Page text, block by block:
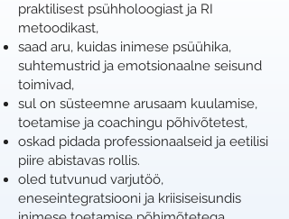
praktilisest psühholoogiast ja RI
metoodikast,
saad aru, kuidas inimese psüühika,
suhtemustrid ja emotsionaalne seisund
toimivad,
sul on süsteemne arusaam kuulamise,
toetamise ja coachingu põhivõtetest,
oskad pidada professionaalseid ja eetilisi
piire abistavas rollis.
oled tutvunud varjutöö,
eneseintegratsiooni ja kriisiseisundis